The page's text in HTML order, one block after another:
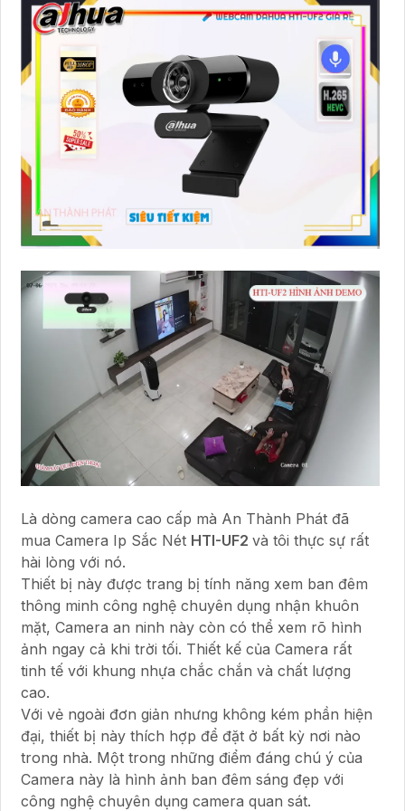
Là dòng camera cao cấp mà An Thành Phát đã
mua Camera Ip Sắc Nét HTI-UF2 và tôi thực sự rất
hài lòng với nó.
Thiết bị này được trang bị tính năng xem ban đêm
thông minh công nghệ chuyên dụng nhận khuôn
mặt, Camera an ninh này còn có thể xem rõ hình
ảnh ngay cả khi trời tối. Thiết kế của Camera rất
tinh tế với khung nhựa chắc chắn và chất lượng
cao.
Với vẻ ngoài đơn giản nhưng không kém phần hiện
đại, thiết bị này thích hợp để đặt ở bất kỳ nơi nào
trong nhà. Một trong những điểm đáng chú ý của
Camera này là hình ảnh ban đêm sáng đẹp với
công nghệ chuyên dụng camera quan sát.